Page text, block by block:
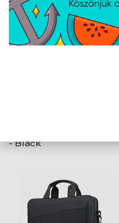
- Black